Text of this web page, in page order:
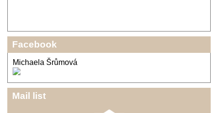
Facebook
Michaela Šrůmová
Mail list